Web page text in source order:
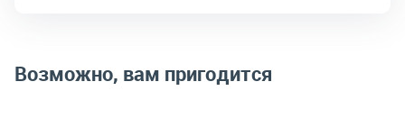
Возможно, вам пригодится